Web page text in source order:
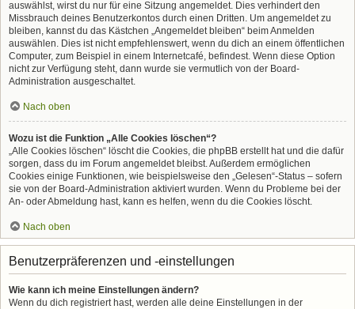
auswählst, wirst du nur für eine Sitzung angemeldet. Dies verhindert den
Missbrauch deines Benutzerkontos durch einen Dritten. Um angemeldet zu
bleiben, kannst du das Kästchen „Angemeldet bleiben“ beim Anmelden
auswählen. Dies ist nicht empfehlenswert, wenn du dich an einem öffentlichen
Computer, zum Beispiel in einem Internetcafé, befindest. Wenn diese Option
nicht zur Verfügung steht, dann wurde sie vermutlich von der Board-
Administration ausgeschaltet.
Nach oben
Wozu ist die Funktion „Alle Cookies löschen“?
„Alle Cookies löschen“ löscht die Cookies, die phpBB erstellt hat und die dafür
sorgen, dass du im Forum angemeldet bleibst. Außerdem ermöglichen
Cookies einige Funktionen, wie beispielsweise den „Gelesen“-Status – sofern
sie von der Board-Administration aktiviert wurden. Wenn du Probleme bei der
An- oder Abmeldung hast, kann es helfen, wenn du die Cookies löscht.
Nach oben
Benutzerpräferenzen und -einstellungen
Wie kann ich meine Einstellungen ändern?
Wenn du dich registriert hast, werden alle deine Einstellungen in der